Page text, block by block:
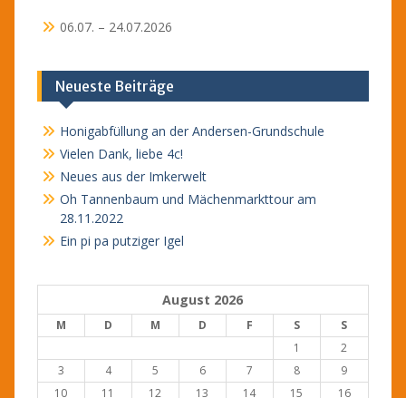
06.07. – 24.07.2026
Neueste Beiträge
Honigabfüllung an der Andersen-Grundschule
Vielen Dank, liebe 4c!
Neues aus der Imkerwelt
Oh Tannenbaum und Mächenmarkttour am
28.11.2022
Ein pi pa putziger Igel
August 2026
M D M D F S
S
1
2
3
4 5 6 7 8
9
10
11 12 13 14 15
16